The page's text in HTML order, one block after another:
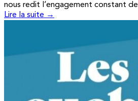
nous redit l’engagement constant
Lire la suite →